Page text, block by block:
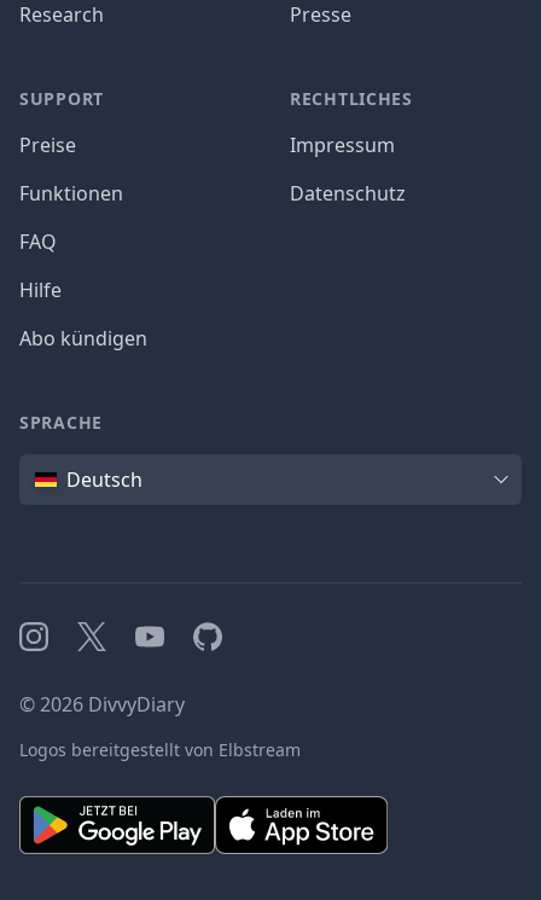
Research
SUPPORT
Preise
Funktionen
FAQ
Hilfe
Abo kündigen
Presse
RECHTLICHES
Impressum
Datenschutz
SPRACHE
SpracheDeutsch
Instagram
X YouTubeGitHub
©2026 DivvyDiary
Logos bereitgestellt von Elbstream